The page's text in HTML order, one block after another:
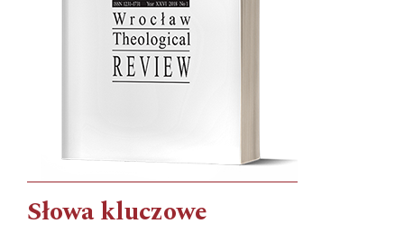
Słowa kluczowe